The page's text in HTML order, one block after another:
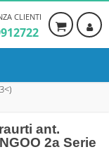
CLIENTI
ant.
2a Serie